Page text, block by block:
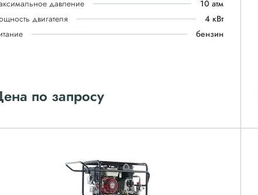
давление
10 атм
двигателя
4 кВт
бензин
по запросу